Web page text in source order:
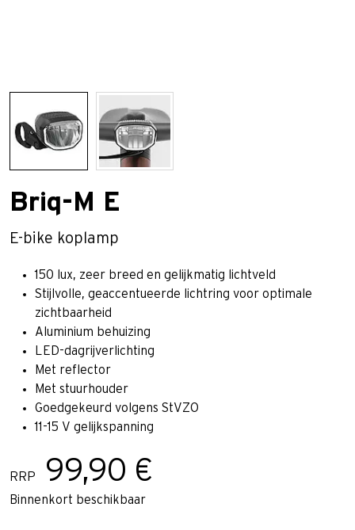
Briq-M E
E-bike koplamp
150 lux, zeer breed en gelijkmatig lichtveld
Stijlvolle, geaccentueerde lichtring voor optimale
zichtbaarheid
Aluminium behuizing
LED-dagrijverlichting
Met reflector
Met stuurhouder
Goedgekeurd volgens StVZO
11-15 V gelijkspanning
RRP 99,90 €
Binnenkort beschikbaar